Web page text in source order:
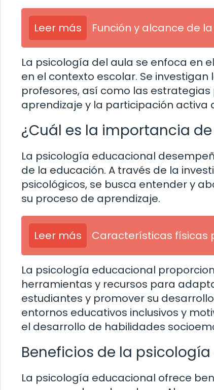
Leer más Función y alcance de
La psicología del aula se enfoca en
en el contexto escolar. Se
profesores, así como las
aprendizaje y la participación activa
¿Cuál es la importancia
La psicología educacional
de la educación. A través de la
psicológicos, se busca entender y
su proceso de aprendizaje.
Leer más Características físicas
La psicología educacional
herramientas y recursos para
estudiantes y promover su
entornos educativos inclusivos y
el desarrollo de habilidades
Beneficios de la
La psicología educacional ofrece